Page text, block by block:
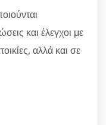
και έλεγχοι με
αλλά και σε